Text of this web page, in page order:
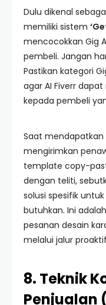
Dulu dikenal
memiliki sistem
mencocokkan Gig
pembeli. Jangan
Pastikan kategori
agar AI Fiverr
kepada pembeli
Saat
mengirimkan
template copy-
dengan teliti,
solusi spesifik
butuhkan. Ini
pesanan desain
melalui jalur
8. Teknik
Penjualan